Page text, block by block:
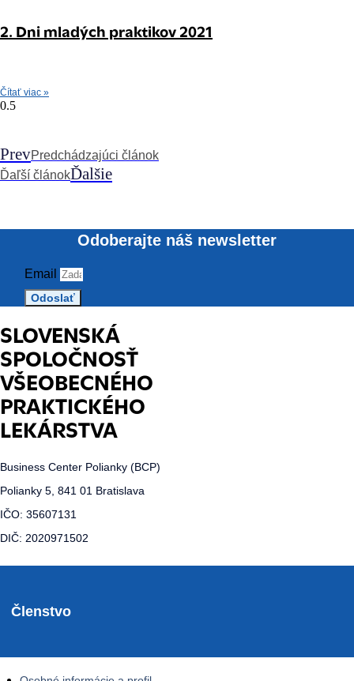
2. Dni mladých praktikov 2021
Čítať viac »
PrevPredchádzajúci článok
Ďaľší článokĎalšie
Odoberajte náš newsletter
Email
Odoslať
SLOVENSKÁ
SPOLOČNOSŤ
VŠEOBECNÉHO
PRAKTICKÉHO
LEKÁRSTVA
Business Center Polianky (BCP)
Polianky 5, 841 01 Bratislava
IČO: 35607131
DIČ: 2020971502
Členstvo